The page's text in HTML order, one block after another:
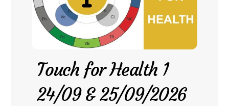
Touch for Health 1
24/09 & 25/09/2026